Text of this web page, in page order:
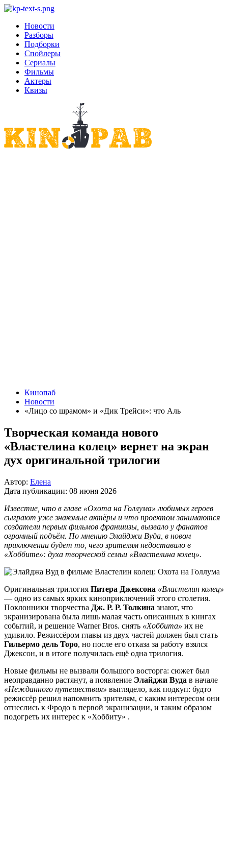
Новости
Разборы
Подборки
Спойлеры
Сериалы
Фильмы
Актеры
Квизы
Кинопаб
Новости
«Лицо со шрамом» и «Дик Трейси»: что Аль
Творческая команда нового
«Властелина колец» вернет на экран
дух оригинальной трилогии
Автор: Елена
Дата публикации: 08 июня 2026
Известие, что в главе «Охота на Голлума» любимых героев
сыграют уже знакомые актёры и что проектом занимаются
создатели первых фильмов франшизы, вызвало у фанатов
огромный подъём. По мнению Элайджи Вуда, в новом
приключении будет то, чего зрителям недоставало в
«Хоббите»: духа творческой семьи «Властелина колец».
Оригинальная трилогия Питера Джексона «Властелин колец»
— одно из самых ярких киноприключений этого столетия.
Поклонники творчества Дж. Р. Р. Толкина знают, что
экранизирована была лишь малая часть описанных в книгах
событий, и решение Warner Bros. снять «Хоббита» их не
удивило. Режиссёром главы из двух частей должен был стать
Гильермо дель Торо, но после его отказа за работу взялся
Джексон, и в итоге получилась ещё одна трилогия.
Новые фильмы не вызвали большого восторга: сюжет был
неоправданно растянут, а появление Элайджи Вуда в начале
«Нежданного путешествия» выглядело, как подкуп: будто
режиссёр решил напомнить зрителям, с каким интересом они
отнеслись к Фродо в первой экранизации, и таким образом
подогреть их интерес к «Хоббиту» .